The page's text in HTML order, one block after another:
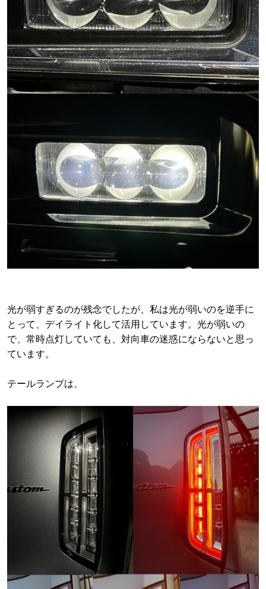
光が弱すぎるのが残念でしたが、私は光が弱いのを逆手に
とって、デイライト化して活用しています。光が弱いの
で、常時点灯していても、対向車の迷惑にならないと思っ
ています。
テールランプは、